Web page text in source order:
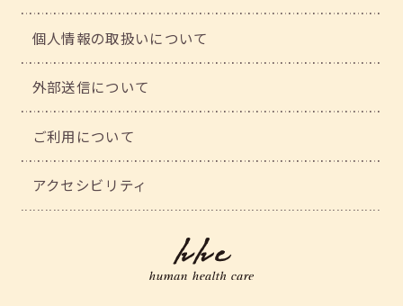
個人情報の取扱いについて
外部送信について
ご利用について
アクセシビリティ